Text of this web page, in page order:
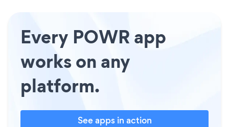
Every POWR app
works on any
platform.
See apps in action